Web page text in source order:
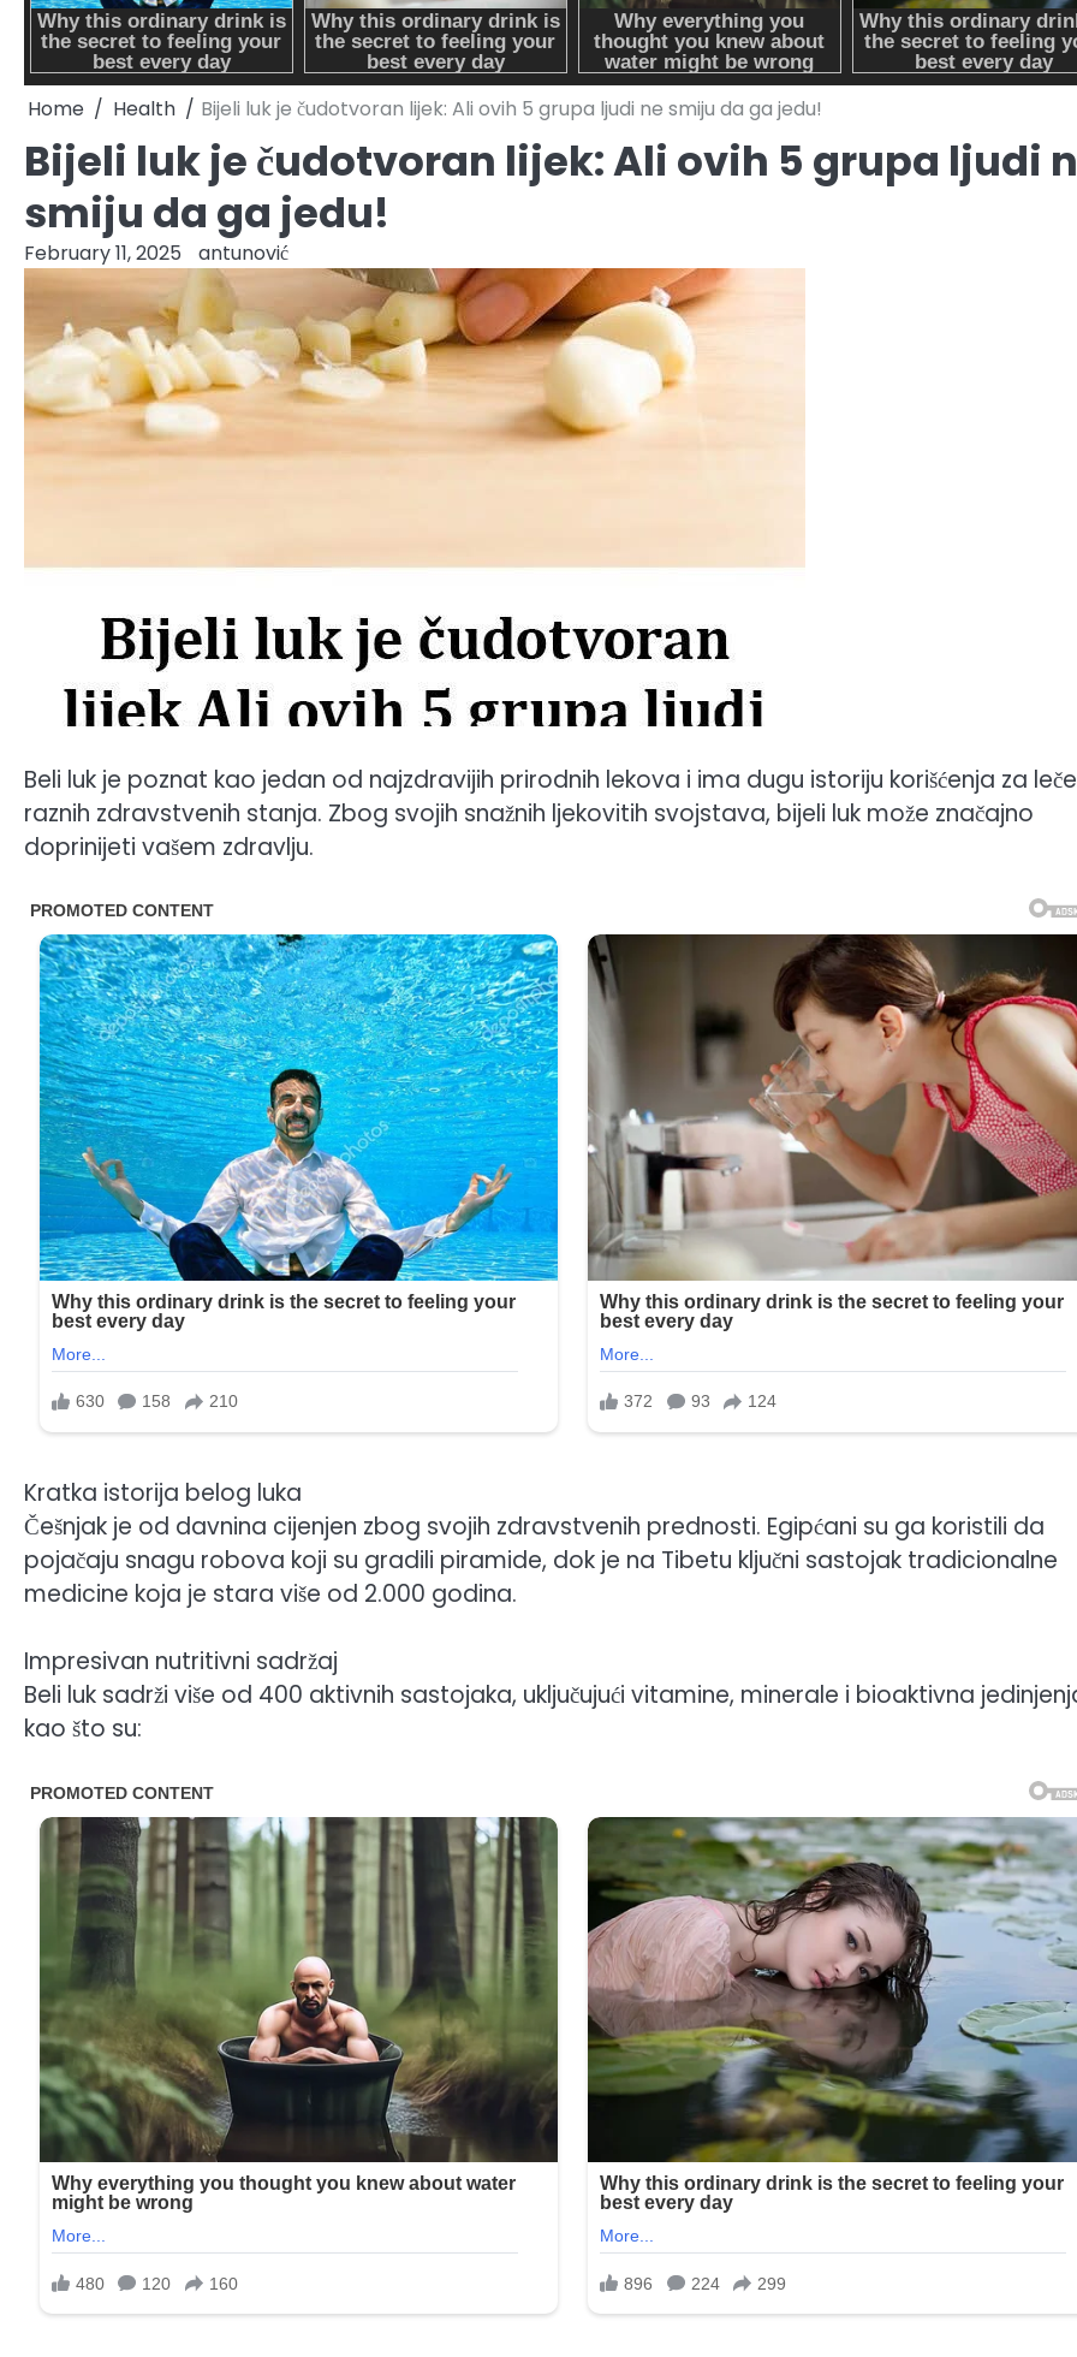
Home Health Bijeli luk je čudotvoran lijek: Ali ovih 5 grupa ljudi ne smiju da ga jedu!
Bijeli luk je čudotvoran lijek: Ali ovih 5 grupa ljudi
smiju da ga jedu!
February 11, 2025 antunović
Beli luk je poznat kao jedan od najzdravijih prirodnih lekova i ima dugu istoriju korišćenja za
raznih zdravstvenih stanja. Zbog svojih snažnih ljekovitih svojstava, bijeli luk može značajno
doprinijeti vašem zdravlju.
Kratka istorija belog luka
Češnjak je od davnina cijenjen zbog svojih zdravstvenih prednosti. Egipćani su ga koristili da
pojačaju snagu robova koji su gradili piramide, dok je na Tibetu ključni sastojak tradicionalne
medicine koja je stara više od 2.000 godina.
Impresivan nutritivni sadržaj
Beli luk sadrži više od 400 aktivnih sastojaka, uključujući vitamine, minerale i bioaktivna
kao što su: